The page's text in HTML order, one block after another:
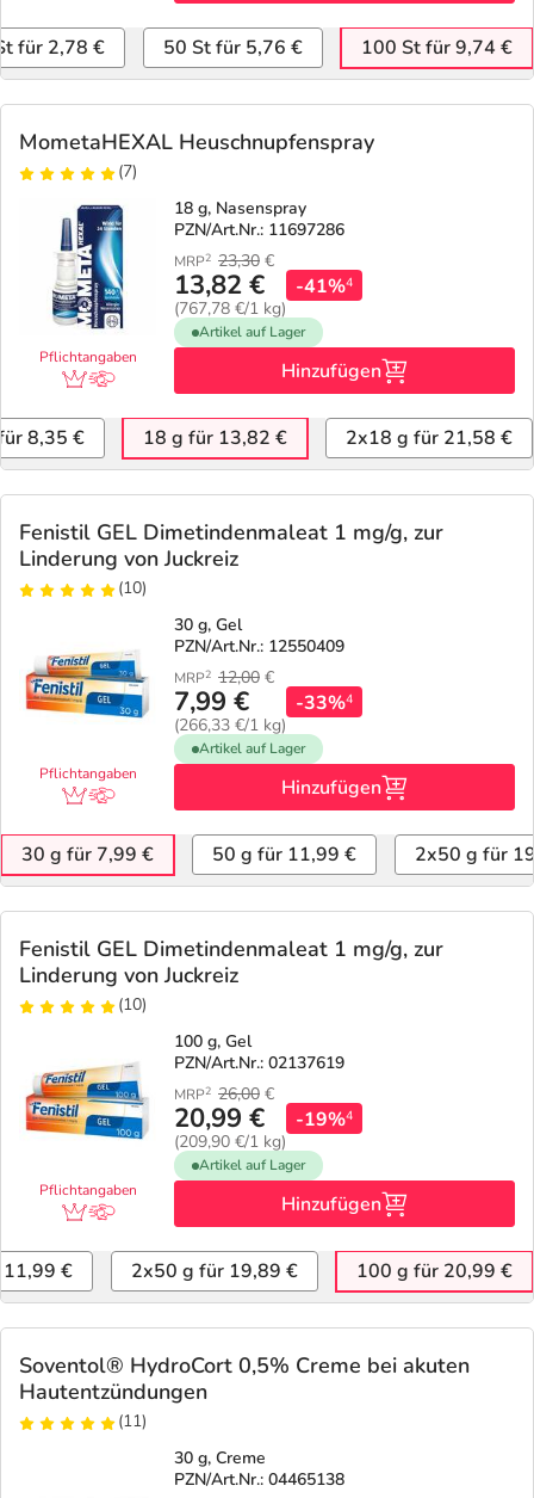
für 2,78 € 50 St für 5,76 € 100 St für 9,74 €
MometaHEXAL Heuschnupfenspray
(7)
Pflichtangaben
18 g, Nasenspray
PZN/Art.Nr.: 11697286
MRP2 23,30 €
13,82 €
(767,78 €/1 kg)
-41%4
Artikel auf Lager
Hinzufügen
8,35 € 18 g für 13,82 € 2x18 g für 21,58 €
Fenistil GEL Dimetindenmaleat 1 mg/g, zur
Linderung von Juckreiz
(10)
Pflichtangaben
30 g, Gel
PZN/Art.Nr.: 12550409
MRP2 12,00 €
7,99 €
(266,33 €/1 kg)
-33%4
Artikel auf Lager
Hinzufügen
30 g für 7,99 € 50 g für 11,99 € 2x50 g für
Fenistil GEL Dimetindenmaleat 1 mg/g, zur
Linderung von Juckreiz
(10)
Pflichtangaben
100 g, Gel
PZN/Art.Nr.: 02137619
MRP2 26,00 €
20,99 €
(209,90 €/1 kg)
-19%4
Artikel auf Lager
Hinzufügen
€ 2x50 g für 19,89 € 100 g für 20,99 €
Soventol® HydroCort 0,5% Creme bei akuten
Hautentzündungen
(11)
30 g, Creme
PZN/Art.Nr.: 04465138